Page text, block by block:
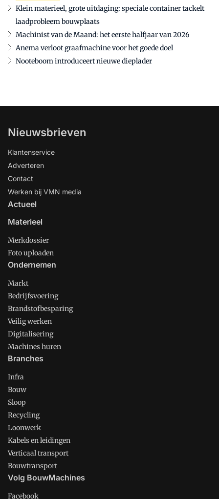
Klein materieel, grote uitdaging: speciale container tackelt
laadprobleem bouwplaats
Machinist van de Maand: het eerste halfjaar van 2026
Anema verloot graafmachine voor het goede doel
Nooteboom introduceert nieuwe dieplader
Nieuwsbrieven
Klantenservice
Adverteren
Contact
Werken bij VMN media
Actueel
Materieel
Merkdossier
Foto uploaden
Ondernemen
Markt
Bedrijfsvoering
Brandstofbesparing
Veilig werken
Digitalisering
Machines huren
Branches
Infra
Bouw
Sloop
Recycling
Loonwerk
Kabels en leidingen
Verticaal transport
Bouwtransport
Volg BouwMachines
Facebook